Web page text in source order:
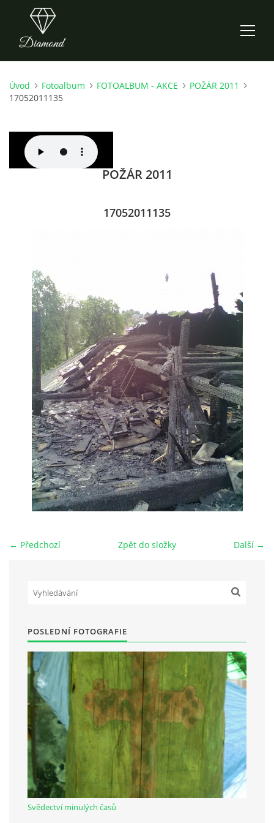
ÚVOD
O NÁS
KDY, KDE A CO HRAJEME
HRY OD ROKU 1973
VIDEOZÁZNAMY Z HER
FOTOALBUM
ČLENOVÉ - SOUČASNOST
HRY DO ROKU 1973
MÍSTO PRO VAŠE VZKAZY!!
Občanská vzdělávací jednota "Komenský" v Choceradech z.s.
257 24 Chocerady
IČ: 498 28 614
Kontaktní osoba:
Mgr. Miroslava Cinkeisová
723 967 851
Mirkaci@email.cz
© 2026 eStránky.cz RSS
Úvod Fotoalbum FOTOALBUM - AKCE
POŽÁR 2011
17052011135
POŽÁR 2011
17052011135
← Předchozí Další →
Zpět do složky
POSLEDNÍ FOTOGRAFIE
Svědectví minulých časů